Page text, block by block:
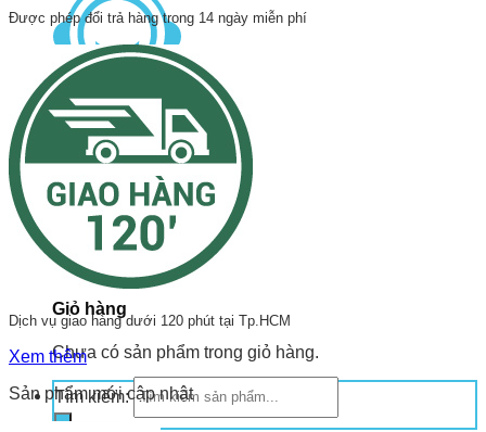
Hotline
0936 474 633
Giỏ hàng
Chưa có sản phẩm trong giỏ hàng.
Tìm kiếm:
Được phép đổi trả hàng trong 14 ngày miễn phí
Dịch vụ giao hàng dưới 120 phút tại Tp.HCM
Xem thêm
Sản phẩm mới cập nhật